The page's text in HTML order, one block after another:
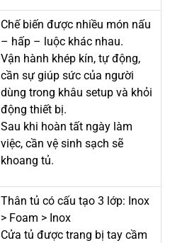
Chế biến được nhiều món nấu
– hấp – luộc khác nhau.
Vận hành khép kín, tự động,
cần sự giúp sức của người
dùng trong khâu setup và khỏi
động thiết bị.
Sau khi hoàn tất ngày làm
việc, cần vệ sinh sạch sẽ
khoang tủ.
Thân tủ có cấu tạo 3 lớp: Inox
> Foam > Inox
Cửa tủ được trang bị tay cầm